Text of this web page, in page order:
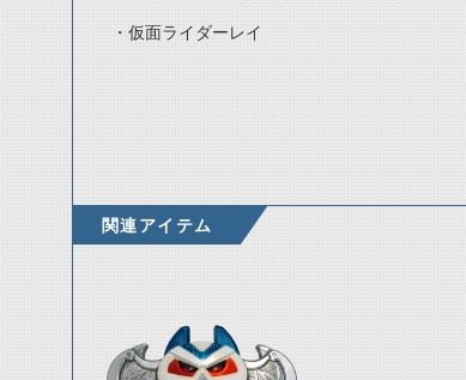
・仮面ライダーレイ
関連アイテム